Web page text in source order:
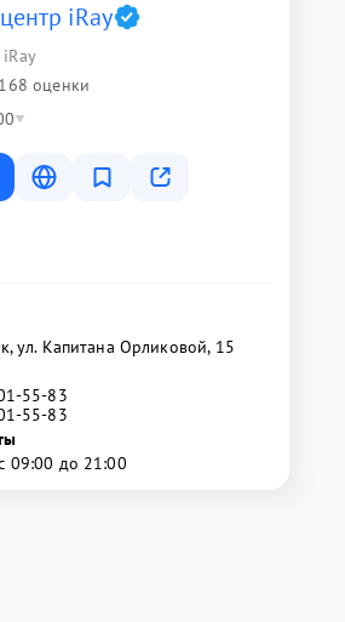
iRay
168 оценки
ул. Капитана Орликовой, 15
55-83
55-83
09:00 до 21:00